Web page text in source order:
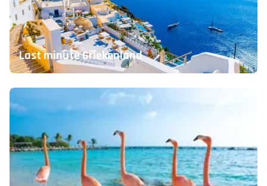
Last minute Griekenland